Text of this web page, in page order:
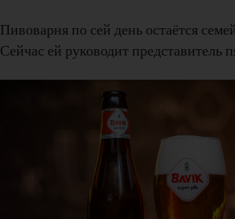
Пивоварня по сей день остаётся
Сейчас ей руководит представитель